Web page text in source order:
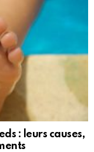
: leurs causes,